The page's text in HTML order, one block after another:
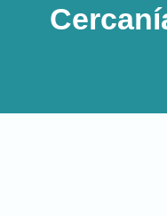
creemos que una atención cálida y